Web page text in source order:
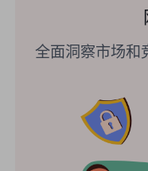
全面洞察市场和